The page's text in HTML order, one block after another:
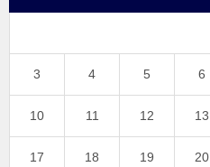
3 4 5 6
10 11 12 13
17 18 19 20